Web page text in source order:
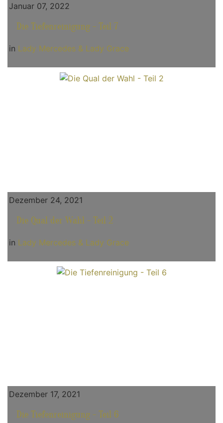
Januar 07, 2022
Die Tiefenreinigung - Teil 7
in Lady Mercedes & Lady Grace
Dezember 24, 2021
Die Qual der Wahl - Teil 2
in Lady Mercedes & Lady Grace
Dezember 17, 2021
Die Tiefenreinigung - Teil 6